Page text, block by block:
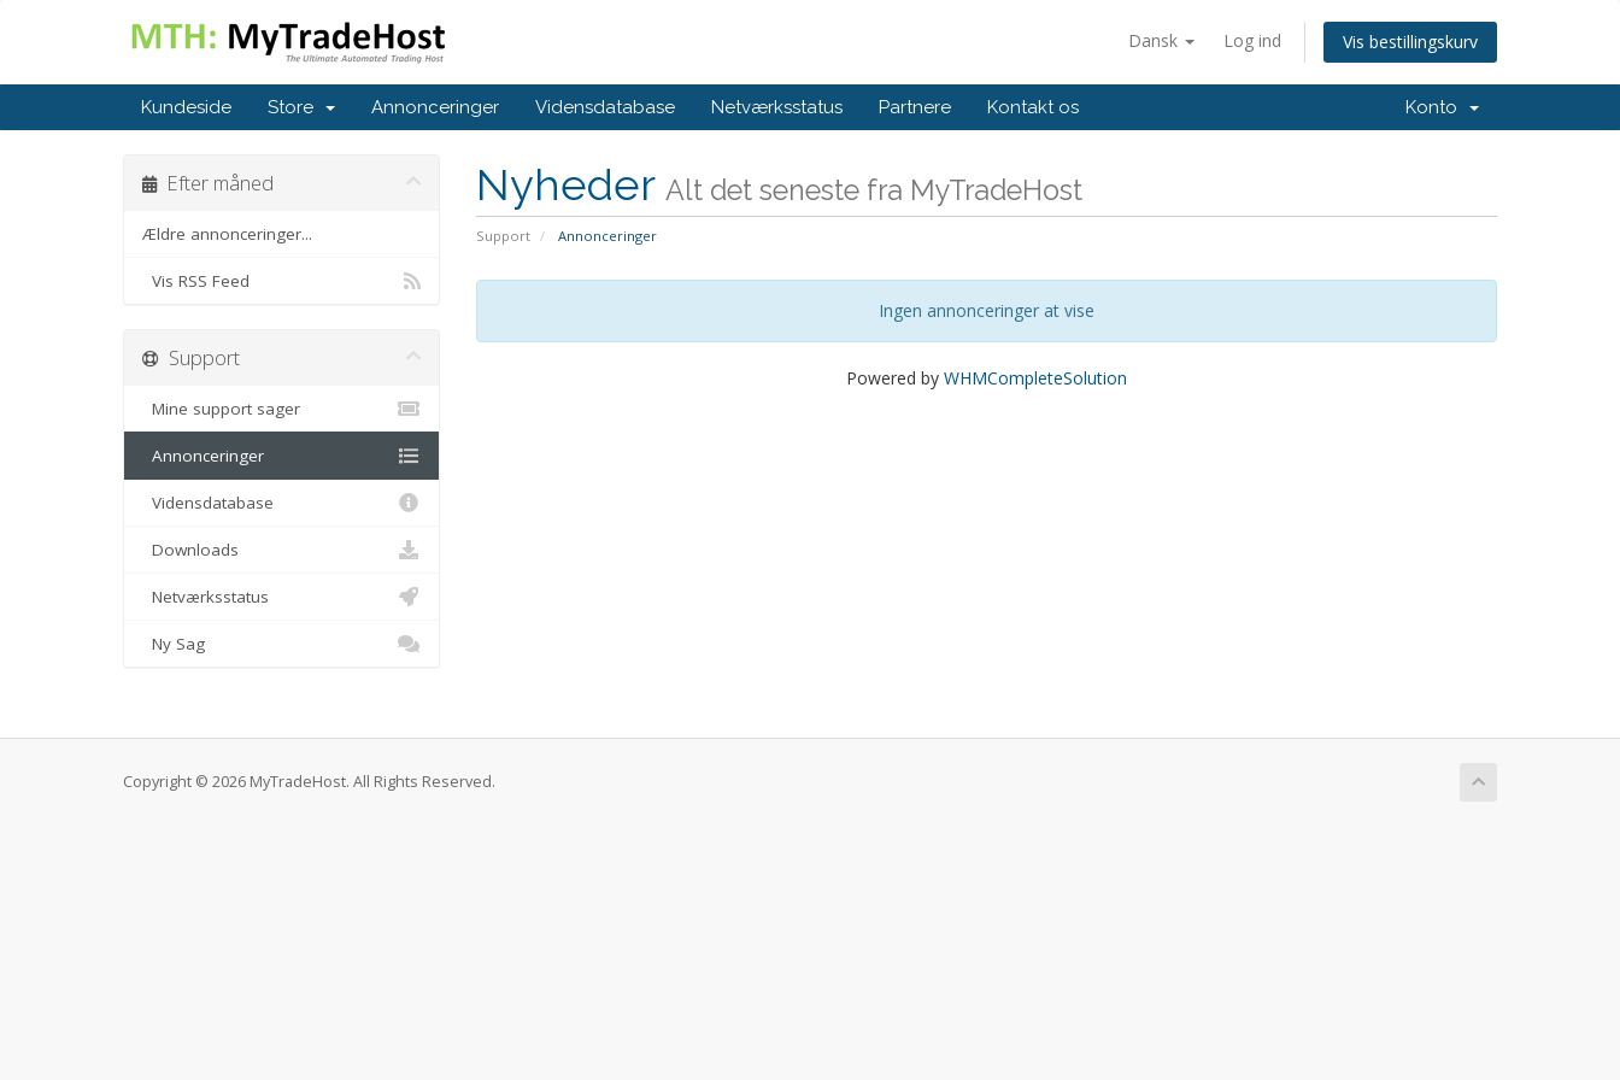
Dansk Log ind Vis bestillingskurv
Kundeside Store Annonceringer Vidensdatabase Netværksstatus Partnere Kontakt os Konto
Nyheder Alt det seneste fra MyTradeHost
Support Annonceringer
Efter måned
Ældre annonceringer...
Vis RSS Feed
Ingen annonceringer at vise
Powered by WHMCompleteSolution
Support
Mine support sager
Annonceringer
Vidensdatabase
Downloads
Netværksstatus
Ny Sag
Copyright © 2026 MyTradeHost. All Rights Reserved.